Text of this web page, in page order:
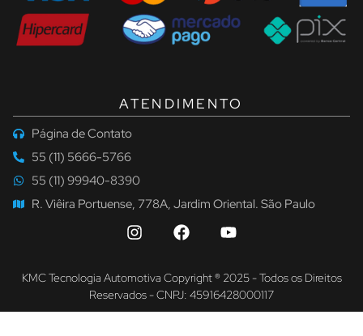
ATENDIMENTO
Página de Contato
55 (11) 5666-5766
55 (11) 99940-8390
R. Viêira Portuense, 778A, Jardim Oriental. São Paulo
KMC Tecnologia Automotiva Copyright ® 2025 - Todos os Direitos
Reservados - CNPJ: 45916428000117